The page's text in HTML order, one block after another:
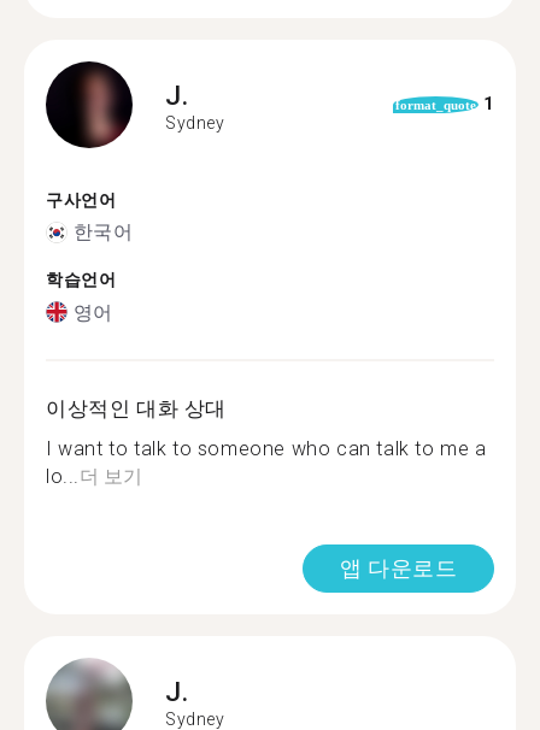
J.
Sydney
format_quote 1
구사언어
한국어
학습언어
영어
이상적인 대화 상대
I want to talk to someone who can talk to me a
lo... 더 보기
앱 다운로드
J.
Sydney